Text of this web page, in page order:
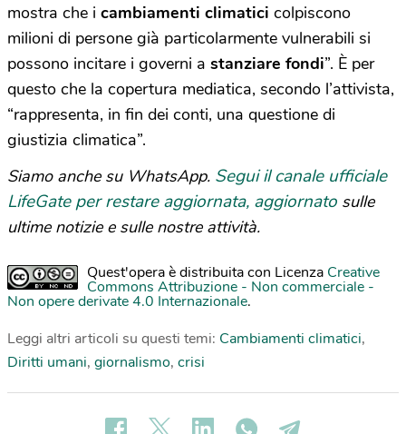
mostra che i cambiamenti climatici colpiscono
milioni di persone già particolarmente vulnerabili si
possono incitare i governi a stanziare fondi”. È per
questo che la copertura mediatica, secondo l’attivista,
“rappresenta, in fin dei conti, una questione di
giustizia climatica”.
Siamo anche su WhatsApp. Segui il canale ufficiale
LifeGate per restare aggiornata, aggiornato sulle
ultime notizie e sulle nostre attività.
Quest'opera è distribuita con Licenza Creative
Commons Attribuzione - Non commerciale -
Non opere derivate 4.0 Internazionale.
Leggi altri articoli su questi temi: Cambiamenti climatici,
Diritti umani, giornalismo, crisi